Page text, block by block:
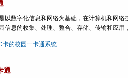
以数字化信息和网络为基础，在计算机和网
信息的收集、处理、整合、存储、传输和应
卡的校园一卡通系统
通